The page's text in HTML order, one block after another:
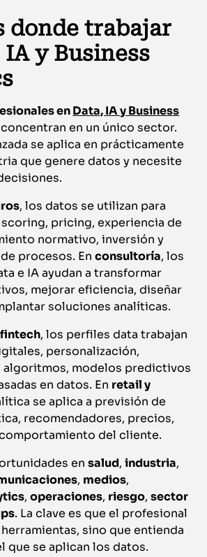
donde trabajar
IA y Business
enData, IA y Business
en un único sector.
se aplica en prácticamente
que genere datos y necesite
, los datos se utilizan para
pricing, experiencia de
normativo, inversión y
procesos. Enconsultoría, los
e IA ayudan a transformar
mejorar eficiencia, diseñar
soluciones analíticas.
, los perfiles data trabajan
personalización,
algoritmos, modelos predictivos
en datos. En retail y
se aplica a previsión de
recomendadores, precios,
del cliente.
ensalud,industria,
, medios,
,operaciones, riesgo,sector
. La clave es que el profesional
sino que entienda
que se aplican los datos.